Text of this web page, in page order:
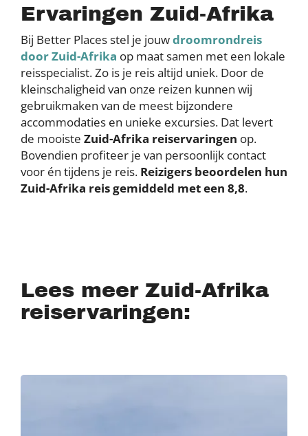
Ervaringen Zuid-Afrika
Bij Better Places stel je jouwdroomrondreis
door Zuid-Afrika op maat samen met een lokale
reisspecialist. Zo is je reis altijd uniek. Door de
kleinschaligheid van onze reizen kunnen wij
gebruikmaken van de meest bijzondere
accommodaties en unieke excursies. Dat levert
de mooiste Zuid-Afrika reiservaringen op.
Bovendien profiteer je van persoonlijk contact
voor én tijdens je reis. Reizigers beoordelen hun
Zuid-Afrika reis gemiddeld met een 8,8.
Lees meer Zuid-Afrika
reiservaringen: